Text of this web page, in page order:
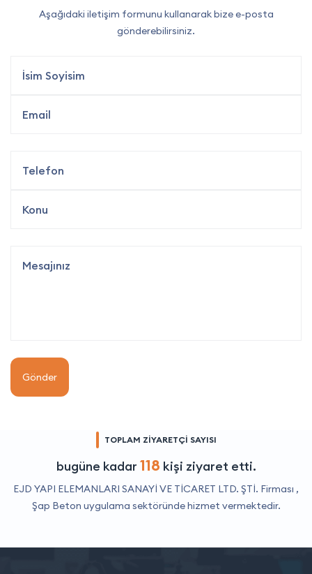
Aşağıdaki iletişim formunu kullanarak bize e-posta
gönderebilirsiniz.
Gönder
TOPLAM ZİYARETÇİ SAYISI
bugüne kadar 118 kişi ziyaret etti.
EJD YAPI ELEMANLARI SANAYİ VE TİCARET LTD. ŞTİ. Firması ,
Şap Beton uygulama sektöründe hizmet vermektedir.